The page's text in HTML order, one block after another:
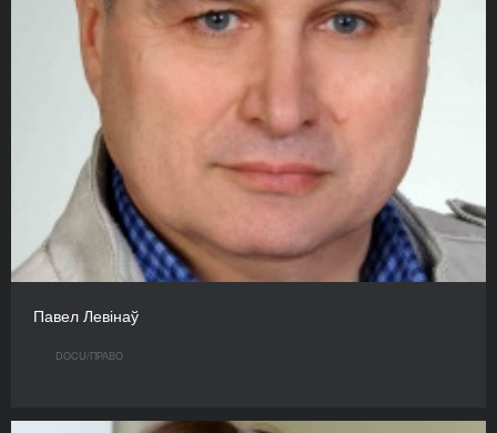
Павел Левінаў
DOCU/ПРАВО